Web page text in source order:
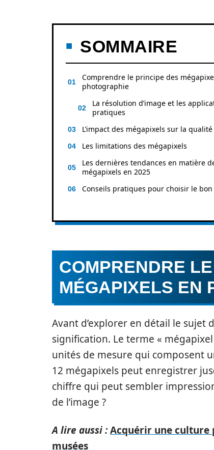
SOMMAIRE
Comprendre le principe des
photographie
La résolution d’image et les
pratiques
L’impact des mégapixels sur la qualité
Les limitations des mégapixels
Les dernières tendances en matière
mégapixels en 2025
Conseils pratiques pour choisir le
COMPRENDRE
MÉGAPIXELS EN
Avant d’explorer en détail le sujet
signification. Le terme «
unités de mesure qui composent
12 mégapixels peut enregistrer
chiffre qui peut sembler
de l’image ?
A lire aussi :Acquérir une culture
musées